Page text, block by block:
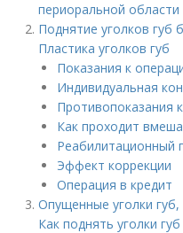
периоральной области
Поднятие уголков губ
Пластика уголков губ
Показания к
Индивидуальная
Противопоказания
Как проходит
Реабилитационный
Эффект коррекции
Операция в кредит
Опущенные уголки
Как поднять уголки